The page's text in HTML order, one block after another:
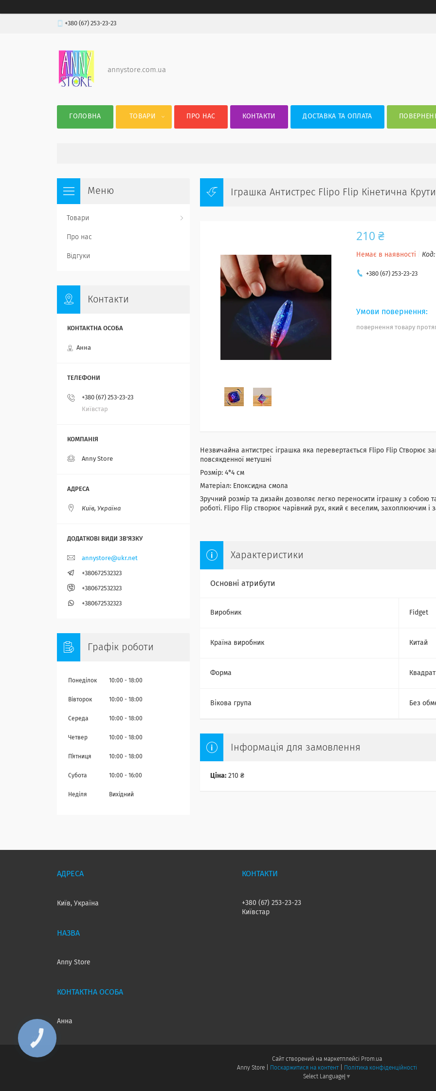
+380 (67) 253-23-23
annystore.com.ua
ГОЛОВНА ТОВАРИ ПРО НАС КОНТАКТИ ДОСТАВКА ТА ОПЛАТА
Іграшка Антистрес Flipo Flip Кінетична
210 ₴
Немає в наявності Код:
+380 (67) 253-23-23
повернення товару
Незвичайна антистрес іграшка яка перевертається Flipo Flip Створює
повсякденної метушні
Розмір: 4*4 см
Матеріал: Епоксидна смола
Зручний розмір та дизайн дозволяє легко переносити іграшку з собою
роботі. Flipo Flip створює чарівний рух, який є веселим, захоплюючим і
Характеристики
Основні атрибути
Виробник Fidget
Країна виробник Китай
Форма Квадрат
Вікова група Без
Інформація для замовлення
Ціна: 210 ₴
Товари
Про нас
Відгуки
Контакти
Анна
+380 (67) 253-23-23
Київстар
Anny Store
Київ, Україна
annystore@ukr.net
+380672532323
+380672532323
+380672532323
Графік роботи
Понеділок 10:00 18:00
Вівторок 10:00 18:00
Середа 10:00 18:00
Четвер 10:00 18:00
Пʼятниця 10:00 18:00
Субота 10:00 16:00
Неділя Вихідний
Київ, Україна
Anny Store
Анна
+380 (67) 253-23-23
Київстар
Сайт створений на маркетплейсі Prom.ua
Поскаржитися на контент
Політика конфіденційності
Select Language ▼
КНОПКА
ЗВ'ЯЗКУ